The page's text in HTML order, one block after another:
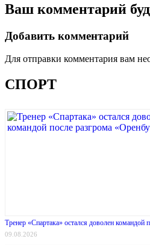
Ваш комментарий
Добавить комментарий
Для отправки комментария вам
СПОРТ
Тренер «Спартака» остался доволен командой
09.08.2026